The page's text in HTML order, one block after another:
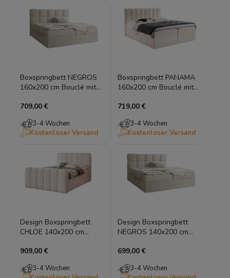
Boxspringbett NEGROS
160x200 cm Bouclé mit
709,00 €
3-4 Wochen
Kostenloser Versand
Boxspringbett PANAMA
160x200 cm Bouclé mit
719,00 €
3-4 Wochen
Kostenloser Versand
Design Boxspringbett
CHLOE 140x200 cm
Topper
909,00 €
3-4 Wochen
Design Boxspringbett
NEGROS 140x200 cm
Topper
699,00 €
3-4 Wochen